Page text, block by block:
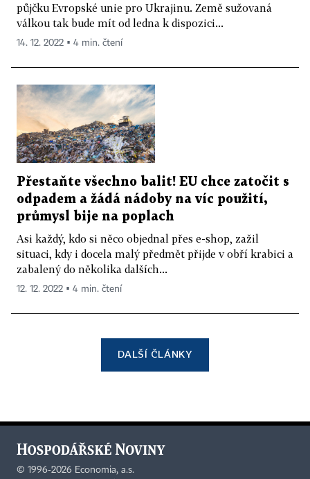
půjčku Evropské unie pro Ukrajinu. Země sužovaná
válkou tak bude mít od ledna k dispozici...
14. 12. 2022 ▪ 4 min. čtení
Přestaňte všechno balit! EU chce zatočit s
odpadem a žádá nádoby na víc použití,
průmysl bije na poplach
Asi každý, kdo si něco objednal přes e-shop, zažil
situaci, kdy i docela malý předmět přijde v obří krabici a
zabalený do několika dalších...
12. 12. 2022 ▪ 4 min. čtení
DALŠÍ ČLÁNKY
© 1996-2026 Economia, a.s.